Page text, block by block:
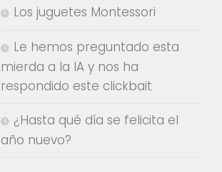
Los juguetes Montessori
Le hemos preguntado esta
mierda a la IA y nos ha
respondido este clickbait
¿Hasta qué día se felicita el
año nuevo?